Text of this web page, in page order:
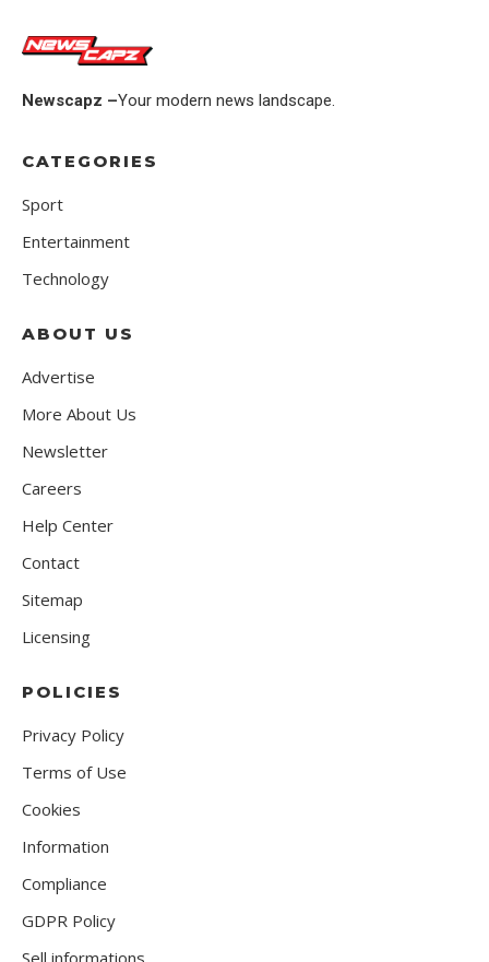
Newscapz –Your modern news landscape.
CATEGORIES
Sport
Entertainment
Technology
ABOUT US
Advertise
More About Us
Newsletter
Careers
Help Center
Contact
Sitemap
Licensing
POLICIES
Privacy Policy
Terms of Use
Cookies
Information
Compliance
GDPR Policy